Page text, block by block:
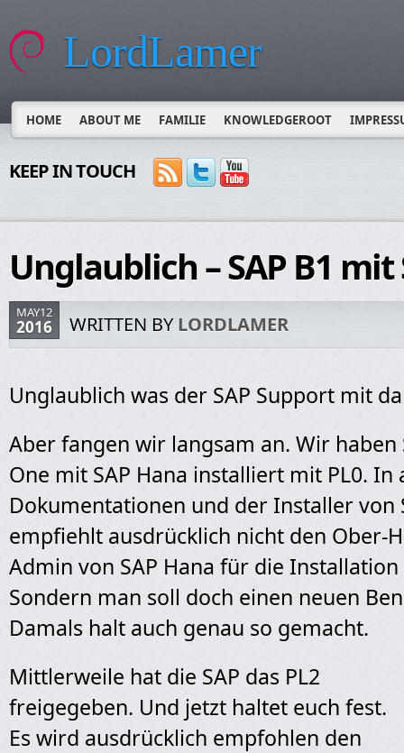
LordLamer
HOME ABOUT ME FAMILIE KNOWLEDGEROOT
KEEP IN TOUCH
Unglaublich – SAP B1 mit
MAY12
2016 WRITTEN BYLORDLAMER
Unglaublich was der SAP Support mit
Aber fangen wir langsam an. Wir haben
One mit SAP Hana installiert mit PL0. In
Dokumentationen und der Installer von
empfiehlt ausdrücklich nicht den Ober-
Admin von SAP Hana für die
Sondern man soll doch einen neuen
Damals halt auch genau so gemacht.
Mittlerweile hat die SAP das PL2
freigegeben. Und jetzt haltet euch fest.
Es wird ausdrücklich empfohlen den